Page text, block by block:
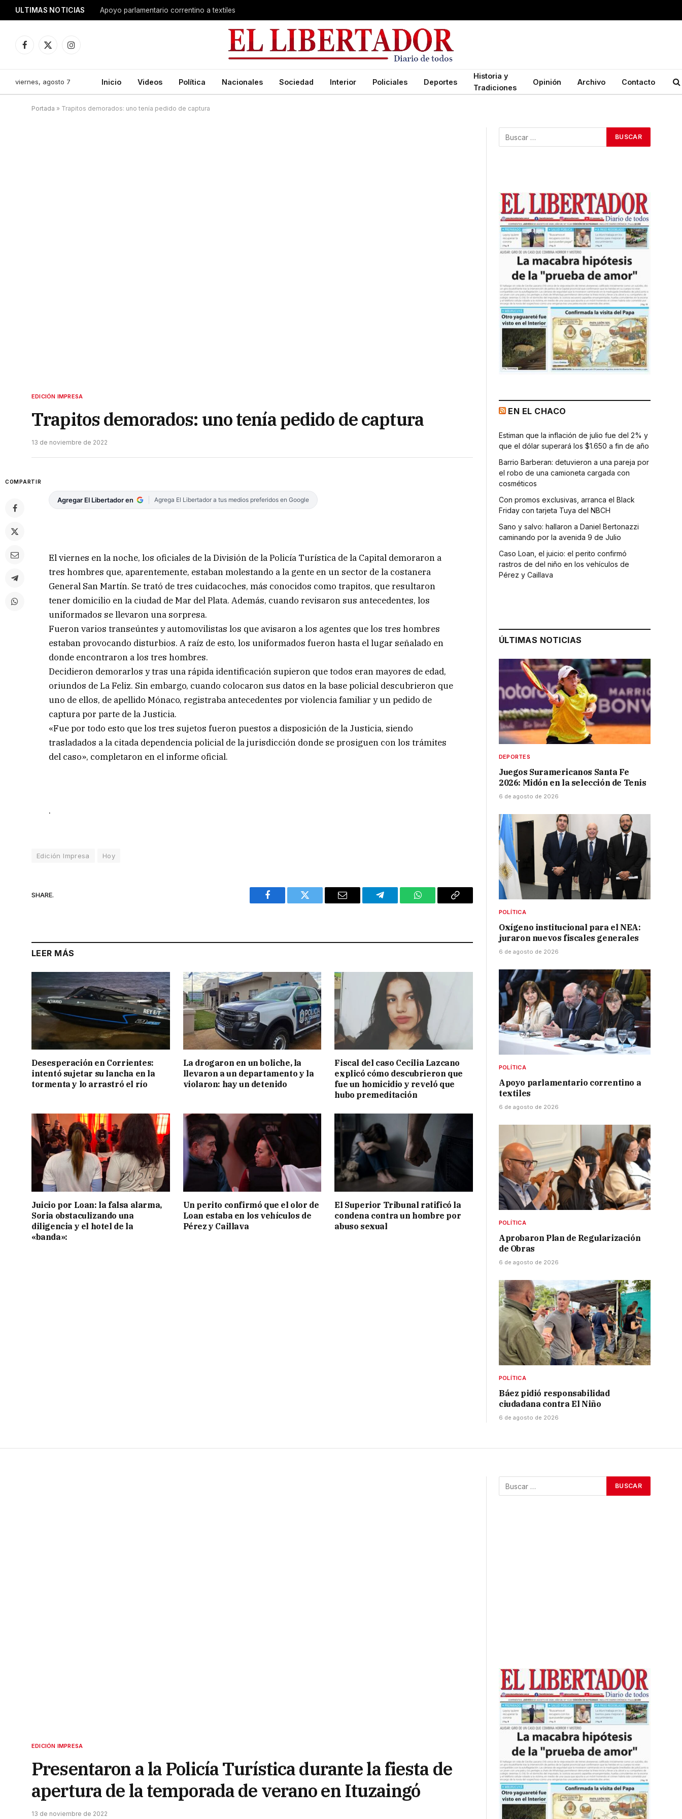
ULTIMAS NOTICIAS Apoyo parlamentario correntino a textiles
Facebook
X
Instagram
viernes, agosto 7 Inicio Videos Política Nacionales Sociedad Interior Policiales Deportes
Historia y
Tradiciones
Opinión Archivo Contacto
Portada » Trapitos demorados: uno tenía pedido de captura
EDICIÓN IMPRESA
Trapitos demorados: uno tenía pedido de captura
13 de noviembre de 2022
COMPARTIR
Agregar El Libertador en Agrega El Libertador a tus medios preferidos en Google
El viernes en la noche, los oficiales de la División de la Policía Turística de la Capital demoraron a
tres hombres que, aparentemente, estaban molestando a la gente en un sector de la costanera
General San Martín. Se trató de tres cuidacoches, más conocidos como trapitos, que resultaron
tener domicilio en la ciudad de Mar del Plata. Además, cuando revisaron sus antecedentes, los
uniformados se llevaron una sorpresa.
Fueron varios transeúntes y automovilistas los que avisaron a los agentes que los tres hombres
estaban provocando disturbios. A raíz de esto, los uniformados fueron hasta el lugar señalado en
donde encontraron a los tres hombres.
Decidieron demorarlos y tras una rápida identificación supieron que todos eran mayores de edad,
oriundos de La Feliz. Sin embargo, cuando colocaron sus datos en la base policial descubrieron que
uno de ellos, de apellido Mónaco, registraba antecedentes por violencia familiar y un pedido de
captura por parte de la Justicia.
«Fue por todo esto que los tres sujetos fueron puestos a disposición de la Justicia, siendo
trasladados a la citada dependencia policial de la jurisdicción donde se prosiguen con los trámites
del caso», completaron en el informe oficial.
.
Edición Impresa Hoy
SHARE.
Facebook Twitter Email Telegram WhatsAppCopy
LEER MÁS
Desesperación en Corrientes:
intentó sujetar su lancha en la
tormenta y lo arrastró el río
La drogaron en un boliche, la
llevaron a un departamento y la
violaron: hay un detenido
Fiscal del caso Cecilia Lazcano
explicó cómo descubrieron que
fue un homicidio y reveló que
hubo premeditación
Juicio por Loan: la falsa alarma,
Soria obstaculizando una
diligencia y el hotel de la
«banda»:
Un perito confirmó que el olor de
Loan estaba en los vehículos de
Pérez y Caillava
El Superior Tribunal ratificó la
condena contra un hombre por
abuso sexual
EN EL CHACO
Estiman que la inflación de julio fue del 2% y
que el dólar superará los $1.650 a fin de año
Barrio Barberan: detuvieron a una pareja por
el robo de una camioneta cargada con
cosméticos
Con promos exclusivas, arranca el Black
Friday con tarjeta Tuya del NBCH
Sano y salvo: hallaron a Daniel Bertonazzi
caminando por la avenida 9 de Julio
Caso Loan, el juicio: el perito confirmó
rastros de del niño en los vehículos de
Pérez y Caillava
ÚLTIMAS NOTICIAS
DEPORTES
Juegos Suramericanos Santa Fe
2026: Midón en la selección de Tenis
6 de agosto de 2026
POLÍTICA
Oxígeno institucional para el NEA:
juraron nuevos fiscales generales
6 de agosto de 2026
POLÍTICA
Apoyo parlamentario correntino a
textiles
6 de agosto de 2026
POLÍTICA
Aprobaron Plan de Regularización
de Obras
6 de agosto de 2026
POLÍTICA
Báez pidió responsabilidad
ciudadana contra El Niño
6 de agosto de 2026
EDICIÓN IMPRESA
Presentaron a la Policía Turística durante la fiesta de
apertura de la temporada de verano en Ituzaingó
13 de noviembre de 2022